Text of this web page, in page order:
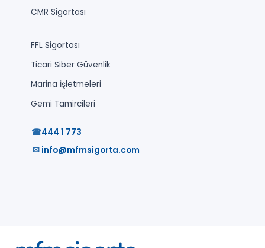
CMR Sigortası
FFL Sigortası
Ticari Siber Güvenlik
Marina İşletmeleri
Gemi Tamircileri
☎444 1 773
✉ info@mfmsigorta.com